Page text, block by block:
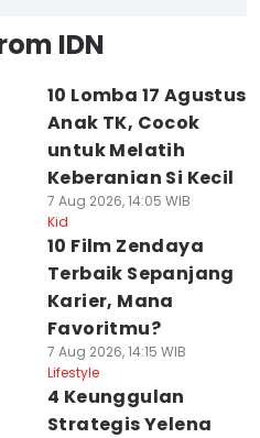
IDN
10 Lomba 17 Agustus
Anak TK, Cocok
untuk Melatih
Keberanian Si Kecil
7 Aug 2026, 14:05 WIB
Kid
10 Film Zendaya
Terbaik Sepanjang
Karier, Mana
Favoritmu?
7 Aug 2026, 14:15 WIB
Lifestyle
4 Keunggulan
Strategis Yelena